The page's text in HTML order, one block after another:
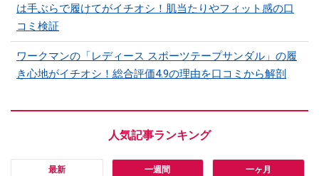
は手ぶらで履けてがイチオシ！肌当たりやフィット感の口
コミ検証
ワークマンの「レディース スポーツテープサンダル」の履
き心地がイチオシ！総合評価4.9の理由を口コミから解剖
最新 一週間 一ヶ月